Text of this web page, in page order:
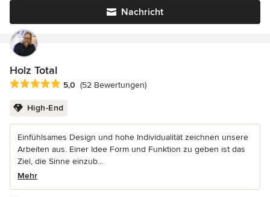
Nachricht
Holz Total
Durchschnittliche Bewertung: 5 von 5 Sternen
5,0 (52 Bewertungen)
High-End
Einfühlsames Design und hohe Individualität zeichnen unsere
Arbeiten aus. Einer Idee Form und Funktion zu geben ist das
Ziel, die Sinne einzub...
Mehr